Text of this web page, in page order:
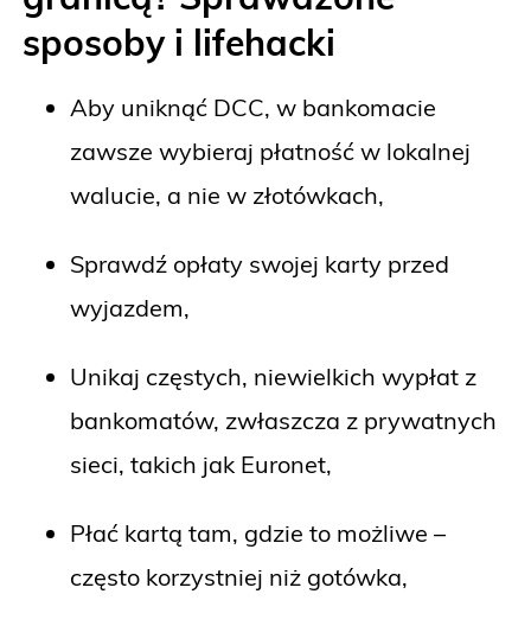
sposoby i lifehacki
Aby uniknąć DCC, w bankomacie
zawsze wybieraj płatność w lokalnej
walucie, a nie w złotówkach,
Sprawdź opłaty swojej karty przed
wyjazdem,
Unikaj częstych, niewielkich wypłat z
bankomatów, zwłaszcza z prywatnych
sieci, takich jak Euronet,
Płać kartą tam, gdzie to możliwe –
często korzystniej niż gotówka,